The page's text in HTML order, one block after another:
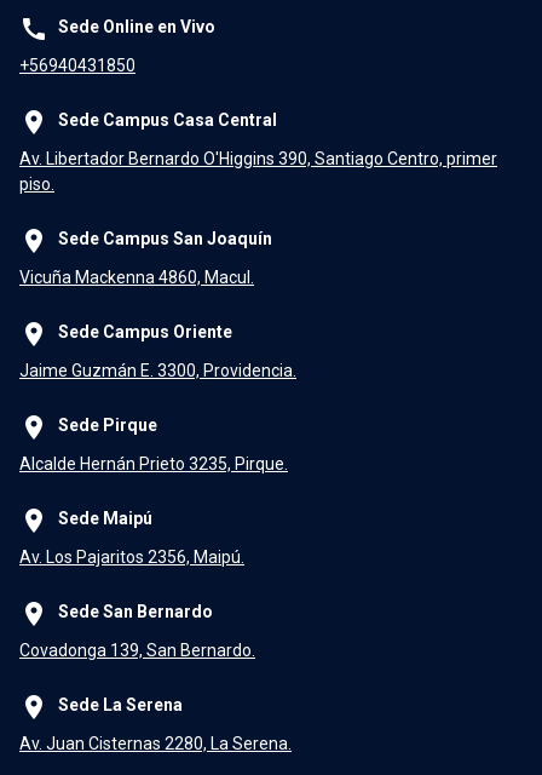
call
Sede Online en Vivo
+56940431850
place
Sede Campus Casa Central
Av. Libertador Bernardo O'Higgins 390, Santiago Centro, primer
piso.
place
Sede Campus San Joaquín
Vicuña Mackenna 4860, Macul.
place
Sede Campus Oriente
Jaime Guzmán E. 3300, Providencia.
place
Sede Pirque
Alcalde Hernán Prieto 3235, Pirque.
place
Sede Maipú
Av. Los Pajaritos 2356, Maipú.
place
Sede San Bernardo
Covadonga 139, San Bernardo.
place
Sede La Serena
Av. Juan Cisternas 2280, La Serena.